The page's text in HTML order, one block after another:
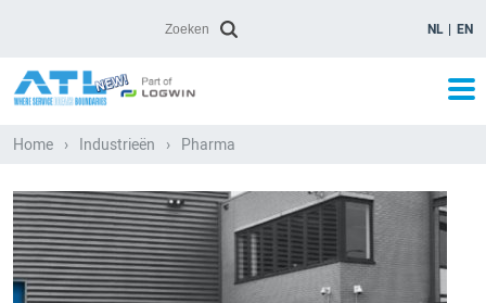
NL EN
Home › Industrieën › Pharma